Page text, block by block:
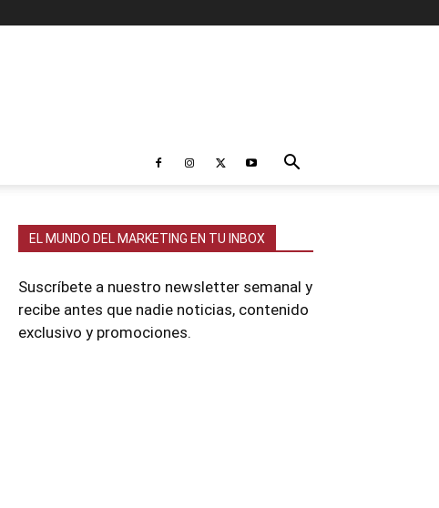
EL MUNDO DEL MARKETING EN TU INBOX
Suscríbete a nuestro newsletter semanal y
recibe antes que nadie noticias, contenido
exclusivo y promociones.